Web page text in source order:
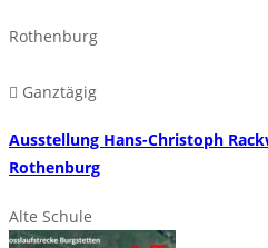
Rothenburg
Ganztägig
Ausstellung Hans-Christoph
Rothenburg
Alte Schule